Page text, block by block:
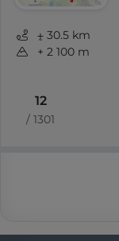
⨦ 30.5 km
+ 2 100 m
12
/ 1301